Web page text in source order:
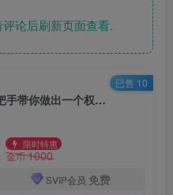
论后刷新页面查看.
2023大佬收费seo技术课程:手把手带你做出一个权重8的网站教程
限时特惠
金币1000
SVIP会员 免费
已售 10